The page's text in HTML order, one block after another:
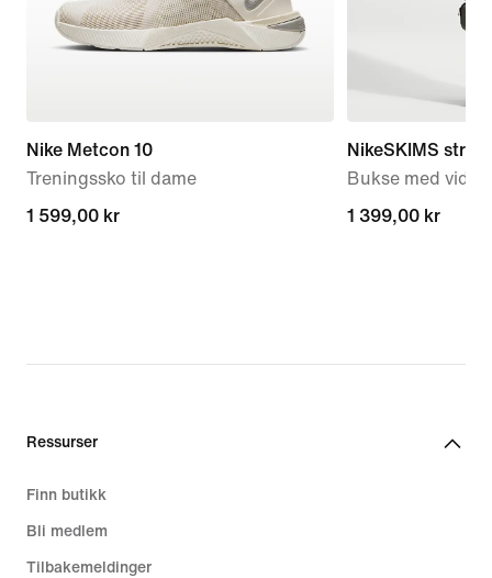
Nike Metcon 10
Treningssko til dame
1 599,00 kr
1 599,00 kr
NikeSKIMS
Bukse med vide
1 399,00 kr
1 399,00 kr
Ressurser
Finn butikk
Bli medlem
Tilbakemeldinger